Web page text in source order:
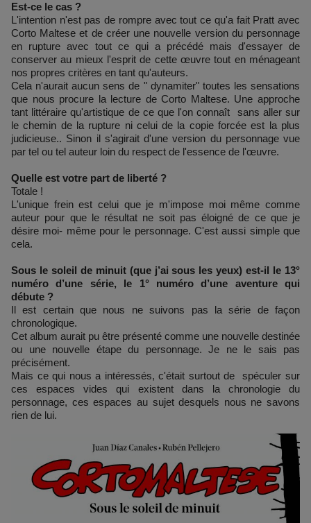
Est-ce le cas ?
L'intention n'est pas de rompre avec tout ce qu'a fait Pratt avec
Corto Maltese et de créer une nouvelle version du personnage
en rupture avec tout ce qui a précédé mais d'essayer de
conserver au mieux l'esprit de cette œuvre tout en ménageant
nos propres critères en tant qu'auteurs.
Cela n'aurait aucun sens de " dynamiter" toutes les sensations
que nous procure la lecture de Corto Maltese. Une approche
tant littéraire qu'artistique de ce que l'on connaît sans aller sur
le chemin de la rupture ni celui de la copie forcée est la plus
judicieuse.. Sinon il s'agirait d'une version du personnage vue
par tel ou tel auteur loin du respect de l'essence de l'œuvre.
Quelle est votre part de liberté ?
Totale !
L'unique frein est celui que je m'impose moi même comme
auteur pour que le résultat ne soit pas éloigné de ce que je
désire moi- même pour le personnage. C'est aussi simple que
cela.
Sous le soleil de minuit (que j’ai sous les yeux) est-il le 13°
numéro d’une série, le 1° numéro d’une aventure qui
débute ?
Il est certain que nous ne suivons pas la série de façon
chronologique.
Cet album aurait pu être présenté comme une nouvelle destinée
ou une nouvelle étape du personnage. Je ne le sais pas
précisément.
Mais ce qui nous a intéressés, c'était surtout de spéculer sur
ces espaces vides qui existent dans la chronologie du
personnage, ces espaces au sujet desquels nous ne savons
rien de lui.